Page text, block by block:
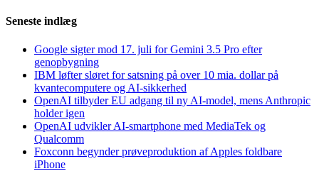
Seneste indlæg
Google sigter mod 17. juli for Gemini 3.5 Pro efter
genopbygning
IBM løfter sløret for satsning på over 10 mia. dollar på
kvantecomputere og AI-sikkerhed
OpenAI tilbyder EU adgang til ny AI-model, mens Anthropic
holder igen
OpenAI udvikler AI-smartphone med MediaTek og
Qualcomm
Foxconn begynder prøveproduktion af Apples foldbare
iPhone